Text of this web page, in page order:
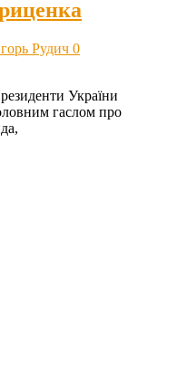
Рудич 0
України
гаслом про